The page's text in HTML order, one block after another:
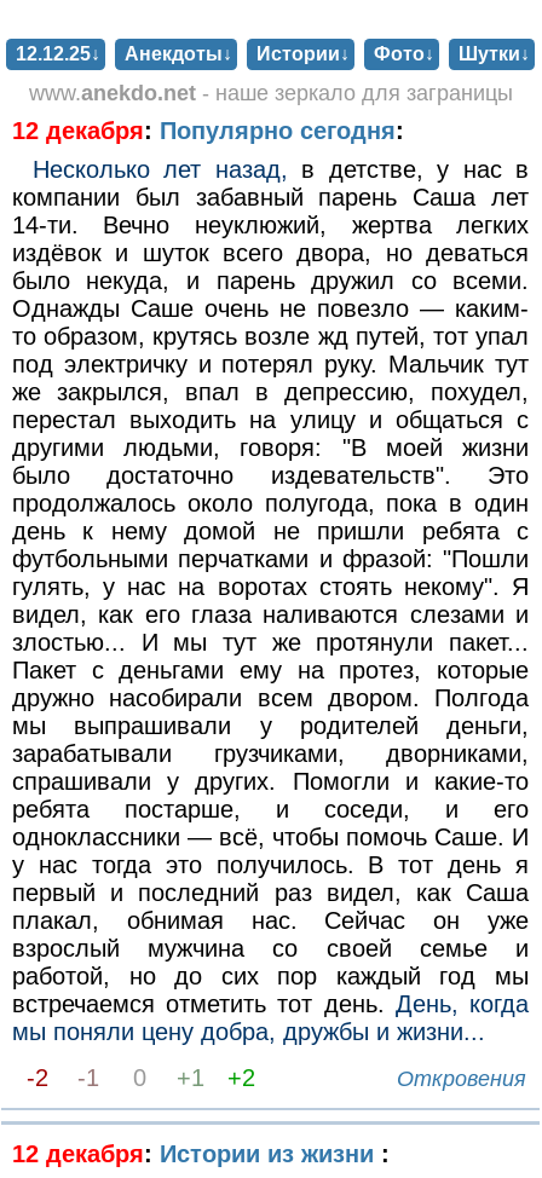
12.12.25↓ Анекдоты↓ Истории↓ Фото↓ Шутки↓
www.anekdo.net- наше зеркало для заграницы
12 декабря: Популярно сегодня:
Несколько лет назад, в детстве, у нас в
компании был забавный парень Саша лет
14-ти. Вечно неуклюжий, жертва легких
издёвок и шуток всего двора, но деваться
было некуда, и парень дружил со всеми.
Однажды Саше очень не повезло — каким-
то образом, крутясь возле жд путей, тот упал
под электричку и потерял руку. Мальчик тут
же закрылся, впал в депрессию, похудел,
перестал выходить на улицу и общаться с
другими людьми, говоря: "В моей жизни
было достаточно издевательств". Это
продолжалось около полугода, пока в один
день к нему домой не пришли ребята с
футбольными перчатками и фразой: "Пошли
гулять, у нас на воротах стоять некому". Я
видел, как его глаза наливаются слезами и
злостью... И мы тут же протянули пакет...
Пакет с деньгами ему на протез, которые
дружно насобирали всем двором. Полгода
мы выпрашивали у родителей деньги,
зарабатывали грузчиками, дворниками,
спрашивали у других. Помогли и какие-то
ребята постарше, и соседи, и его
одноклассники — всё, чтобы помочь Саше. И
у нас тогда это получилось. В тот день я
первый и последний раз видел, как Саша
плакал, обнимая нас. Сейчас он уже
взрослый мужчина со своей семье и
работой, но до сих пор каждый год мы
встречаемся отметить тот день. День, когда
мы поняли цену добра, дружбы и жизни...
-2
-1 0 +1 +2 Откровения
12 декабря: Истории из жизни :